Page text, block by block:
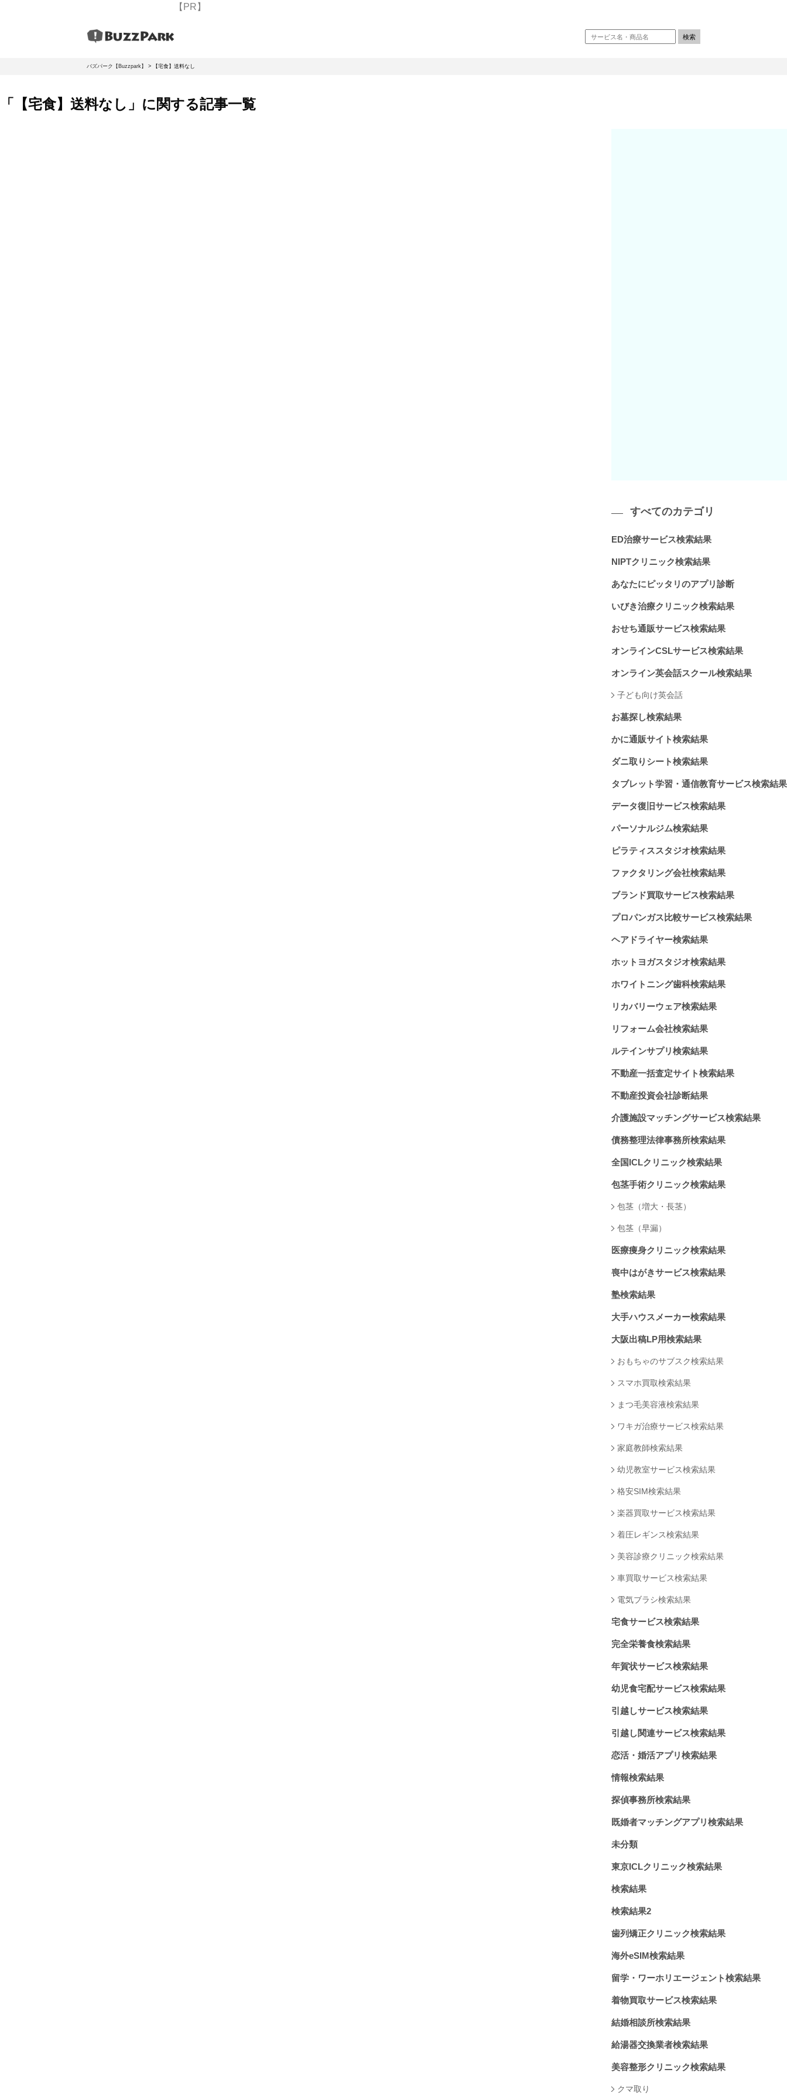
【PR】
バズパーク【Buzzpark】 > 【宅食】送料なし
「【宅食】送料なし」に関する記事一覧
すべてのカテゴリ
ED治療サービス検索結果
NIPTクリニック検索結果
あなたにピッタリのアプリ診断
いびき治療クリニック検索結果
おせち通販サービス検索結果
オンラインCSLサービス検索結果
オンライン英会話スクール検索結果
子ども向け英会話
お墓探し検索結果
かに通販サイト検索結果
ダニ取りシート検索結果
タブレット学習・通信教育サービス検索結果
データ復旧サービス検索結果
パーソナルジム検索結果
ピラティススタジオ検索結果
ファクタリング会社検索結果
ブランド買取サービス検索結果
プロパンガス比較サービス検索結果
ヘアドライヤー検索結果
ホットヨガスタジオ検索結果
ホワイトニング歯科検索結果
リカバリーウェア検索結果
リフォーム会社検索結果
ルテインサプリ検索結果
不動産一括査定サイト検索結果
不動産投資会社診断結果
介護施設マッチングサービス検索結果
債務整理法律事務所検索結果
全国ICLクリニック検索結果
包茎手術クリニック検索結果
包茎（増大・長茎）
包茎（早漏）
医療痩身クリニック検索結果
喪中はがきサービス検索結果
塾検索結果
大手ハウスメーカー検索結果
大阪出稿LP用検索結果
おもちゃのサブスク検索結果
スマホ買取検索結果
まつ毛美容液検索結果
ワキガ治療サービス検索結果
家庭教師検索結果
幼児教室サービス検索結果
格安SIM検索結果
楽器買取サービス検索結果
着圧レギンス検索結果
美容診療クリニック検索結果
車買取サービス検索結果
電気ブラシ検索結果
宅食サービス検索結果
完全栄養食検索結果
年賀状サービス検索結果
幼児食宅配サービス検索結果
引越しサービス検索結果
引越し関連サービス検索結果
恋活・婚活アプリ検索結果
情報検索結果
探偵事務所検索結果
既婚者マッチングアプリ検索結果
未分類
東京ICLクリニック検索結果
検索結果
検索結果2
歯列矯正クリニック検索結果
海外eSIM検索結果
留学・ワーホリエージェント検索結果
着物買取サービス検索結果
結婚相談所検索結果
給湯器交換業者検索結果
美容整形クリニック検索結果
クマ取り